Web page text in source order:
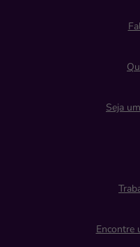
Seja
Encontre